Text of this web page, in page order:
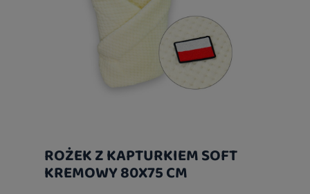
ROŻEK Z KAPTURKIEM SOFT
KREMOWY 80X75 CM